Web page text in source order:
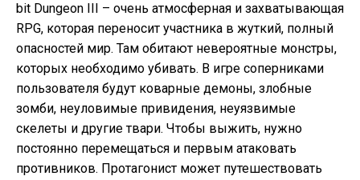
bit Dungeon III – очень атмосферная и захватывающая
RPG, которая переносит участника в жуткий, полный
опасностей мир. Там обитают невероятные монстры,
которых необходимо убивать. В игре соперниками
пользователя будут коварные демоны, злобные
зомби, неуловимые привидения, неуязвимые
скелеты и другие твари. Чтобы выжить, нужно
постоянно перемещаться и первым атаковать
противников. Протагонист может путешествовать